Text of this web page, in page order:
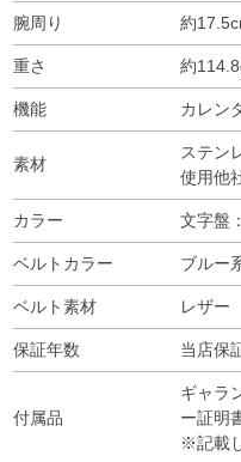
腕周り 約
重さ 約
機能 カレン
素材
ステン
使用他
カラー 文字盤
ベルトカラー ブルー
ベルト素材 レザー
保証年数 当店保
付属品
ギャラ
ー証明
※記載